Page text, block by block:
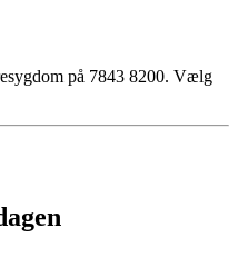
på 7843 8200. Vælg